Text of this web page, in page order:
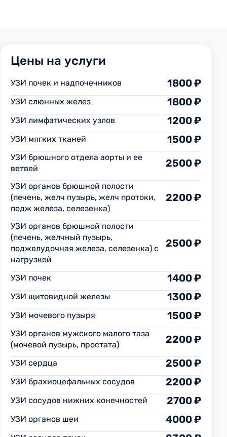
Цены на услуги
УЗИ почек и надпочечников 1800 ₽
УЗИ слюнных желез 1800 ₽
УЗИ лимфатических узлов 1200 ₽
УЗИ мягких тканей 1500 ₽
УЗИ брюшного отдела аорты и ее
ветвей
2500 ₽
УЗИ органов брюшной полости
(печень, желч пузырь, желч протоки,
подж железа, селезенка)
2200 ₽
УЗИ органов брюшной полости
(печень, желчный пузырь,
поджелудочная железа, селезенка) с
нагрузкой
2500 ₽
УЗИ почек 1400 ₽
УЗИ щитовидной железы 1300 ₽
УЗИ мочевого пузыря 1500 ₽
УЗИ органов мужского малого таза
(мочевой пузырь, простата)
2200 ₽
УЗИ сердца 2500 ₽
УЗИ брахиоцефальных сосудов 2200 ₽
УЗИ сосудов нижних конечностей 2700 ₽
УЗИ органов шеи 4000 ₽